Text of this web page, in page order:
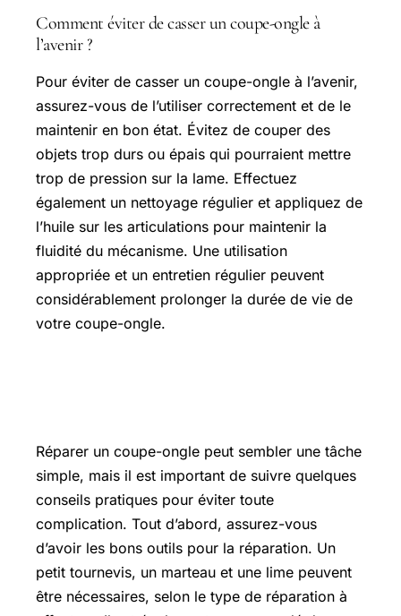
Comment éviter de casser un coupe-ongle à
l’avenir ?
Pour éviter de casser un coupe-ongle à l’avenir,
assurez-vous de l’utiliser correctement et de le
maintenir en bon état. Évitez de couper des
objets trop durs ou épais qui pourraient mettre
trop de pression sur la lame. Effectuez
également un nettoyage régulier et appliquez de
l’huile sur les articulations pour maintenir la
fluidité du mécanisme. Une utilisation
appropriée et un entretien régulier peuvent
considérablement prolonger la durée de vie de
votre coupe-ongle.
Réparer un coupe-ongle peut sembler une tâche
simple, mais il est important de suivre quelques
conseils pratiques pour éviter toute
complication. Tout d’abord, assurez-vous
d’avoir les bons outils pour la réparation. Un
petit tournevis, un marteau et une lime peuvent
être nécessaires, selon le type de réparation à